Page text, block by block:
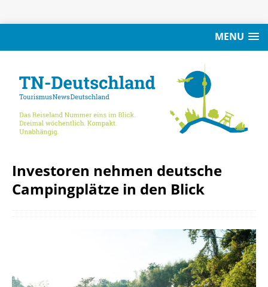
MENU
Investoren nehmen deutsche
Campingplätze in den Blick